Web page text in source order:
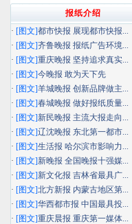
报纸介绍
· [图文]都市快报 展现都市快报...
· [图文]齐鲁晚报 报纸广告环境...
· [图文]重庆晚报 坚持追求真实...
· [图文]今晚报 敢为天下先
· [图文]羊城晚报 创新品牌做主...
· [图文]春城晚报 做好报纸质量...
· [图文]新民晚报 主流大报走向...
· [图文]辽沈晚报 东北第一都市...
· [图文]生活报 哈尔滨市影响力...
· [图文]新晚报 全国晚报十强媒...
· [图文]新文化报 吉林省最具广...
· [图文]北方新报 内蒙古地区第...
· [图文]华西都市报 中国最具投...
· [图文]重庆晨报 重庆第一媒体...